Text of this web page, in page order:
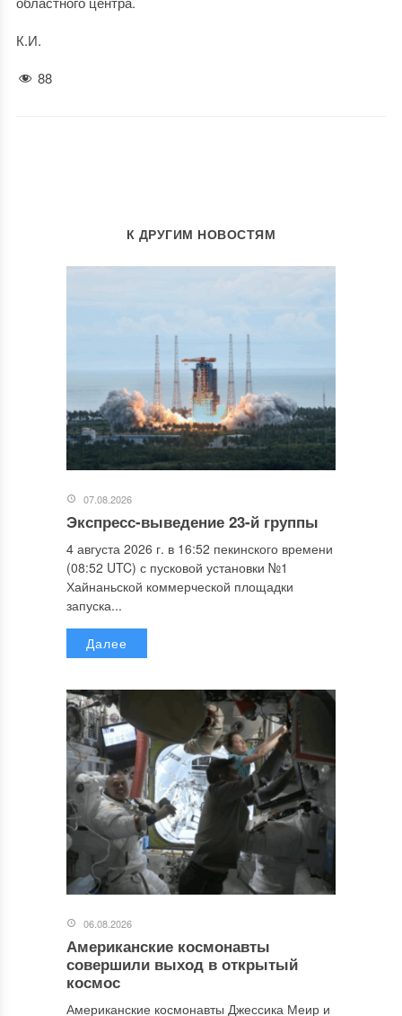
К.И.
88
К ДРУГИМ НОВОСТЯМ
07.08.2026
Экспресс-выведение 23-й группы
4 августа 2026 г. в 16:52 пекинского времени
(08:52 UTC) с пусковой установки №1
Хайнаньской коммерческой площадки
запуска...
Далее
06.08.2026
Американские космонавты
совершили выход в открытый
космос
Американские космонавты Джессика Меир и